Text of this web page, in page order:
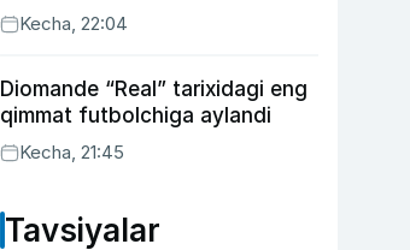
Kecha, 22:04
Diomande “Real” tarixidagi eng
qimmat futbolchiga aylandi
Kecha, 21:45
Tavsiyalar